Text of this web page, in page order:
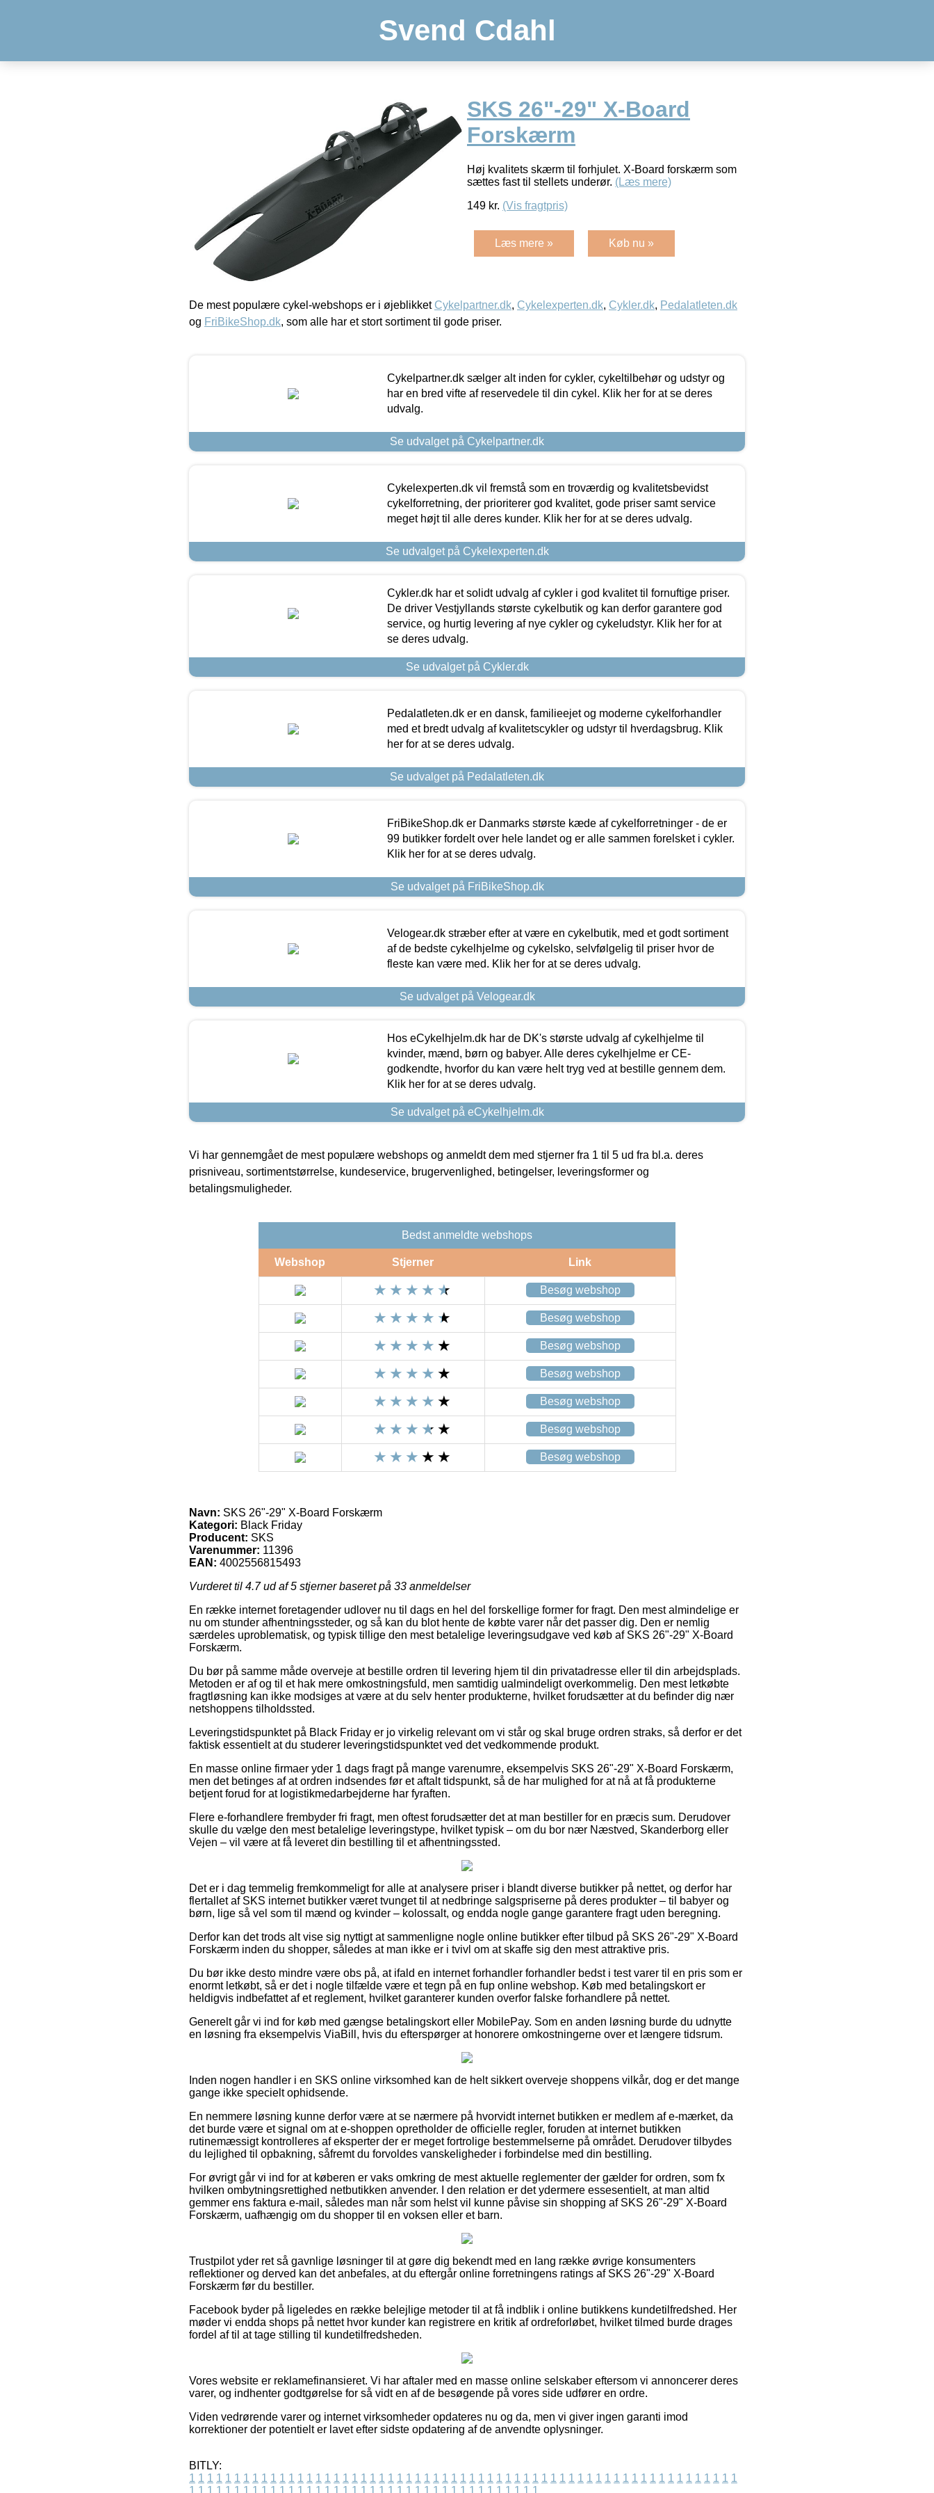
Svend Cdahl
SKS 26"-29" X-Board
Forskærm
Høj kvalitets skærm til forhjulet. X-Board forskærm som
sættes fast til stellets underør. (Læs mere)
149 kr. (Vis fragtpris)
Læs mere » Køb nu »
De mest populære cykel-webshops er i øjeblikket Cykelpartner.dk, Cykelexperten.dk, Cykler.dk, Pedalatleten.dk
og FriBikeShop.dk, som alle har et stort sortiment til gode priser.
Cykelpartner.dk sælger alt inden for cykler, cykeltilbehør og udstyr og
har en bred vifte af reservedele til din cykel. Klik her for at se deres
udvalg.
Se udvalget på Cykelpartner.dk
Cykelexperten.dk vil fremstå som en troværdig og kvalitetsbevidst
cykelforretning, der prioriterer god kvalitet, gode priser samt service
meget højt til alle deres kunder. Klik her for at se deres udvalg.
Se udvalget på Cykelexperten.dk
Cykler.dk har et solidt udvalg af cykler i god kvalitet til fornuftige priser.
De driver Vestjyllands største cykelbutik og kan derfor garantere god
service, og hurtig levering af nye cykler og cykeludstyr. Klik her for at
se deres udvalg.
Se udvalget på Cykler.dk
Pedalatleten.dk er en dansk, familieejet og moderne cykelforhandler
med et bredt udvalg af kvalitetscykler og udstyr til hverdagsbrug. Klik
her for at se deres udvalg.
Se udvalget på Pedalatleten.dk
FriBikeShop.dk er Danmarks største kæde af cykelforretninger - de er
99 butikker fordelt over hele landet og er alle sammen forelsket i cykler.
Klik her for at se deres udvalg.
Se udvalget på FriBikeShop.dk
Velogear.dk stræber efter at være en cykelbutik, med et godt sortiment
af de bedste cykelhjelme og cykelsko, selvfølgelig til priser hvor de
fleste kan være med. Klik her for at se deres udvalg.
Se udvalget på Velogear.dk
Hos eCykelhjelm.dk har de DK's største udvalg af cykelhjelme til
kvinder, mænd, børn og babyer. Alle deres cykelhjelme er CE-
godkendte, hvorfor du kan være helt tryg ved at bestille gennem dem.
Klik her for at se deres udvalg.
Se udvalget på eCykelhjelm.dk
Vi har gennemgået de mest populære webshops og anmeldt dem med stjerner fra 1 til 5 ud fra bl.a. deres
prisniveau, sortimentstørrelse, kundeservice, brugervenlighed, betingelser, leveringsformer og
betalingsmuligheder.
Bedst anmeldte webshops
Webshop Stjerner Link
Besøg webshop
Besøg webshop
Besøg webshop
Besøg webshop
Besøg webshop
Besøg webshop
Besøg webshop
Navn: SKS 26"-29" X-Board Forskærm
Kategori: Black Friday
Producent: SKS
Varenummer: 11396
EAN: 4002556815493
Vurderet til 4.7ud af 5 stjerner baseret på 33 anmeldelser
En række internet foretagender udlover nu til dags en hel del forskellige former for fragt. Den mest almindelige er
nu om stunder afhentningssteder, og så kan du blot hente de købte varer når det passer dig. Den er nemlig
særdeles uproblematisk, og typisk tillige den mest betalelige leveringsudgave ved køb af SKS 26"-29" X-Board
Forskærm.
Du bør på samme måde overveje at bestille ordren til levering hjem til din privatadresse eller til din arbejdsplads.
Metoden er af og til et hak mere omkostningsfuld, men samtidig ualmindeligt overkommelig. Den mest letkøbte
fragtløsning kan ikke modsiges at være at du selv henter produkterne, hvilket forudsætter at du befinder dig nær
netshoppens tilholdssted.
Leveringstidspunktet på Black Friday er jo virkelig relevant om vi står og skal bruge ordren straks, så derfor er det
faktisk essentielt at du studerer leveringstidspunktet ved det vedkommende produkt.
En masse online firmaer yder 1 dags fragt på mange varenumre, eksempelvis SKS 26"-29" X-Board Forskærm,
men det betinges af at ordren indsendes før et aftalt tidspunkt, så de har mulighed for at nå at få produkterne
betjent forud for at logistikmedarbejderne har fyraften.
Flere e-forhandlere frembyder fri fragt, men oftest forudsætter det at man bestiller for en præcis sum. Derudover
skulle du vælge den mest betalelige leveringstype, hvilket typisk – om du bor nær Næstved, Skanderborg eller
Vejen – vil være at få leveret din bestilling til et afhentningssted.
Det er i dag temmelig fremkommeligt for alle at analysere priser i blandt diverse butikker på nettet, og derfor har
flertallet af SKS internet butikker været tvunget til at nedbringe salgspriserne på deres produkter – til babyer og
børn, lige så vel som til mænd og kvinder – kolossalt, og endda nogle gange garantere fragt uden beregning.
Derfor kan det trods alt vise sig nyttigt at sammenligne nogle online butikker efter tilbud på SKS 26"-29" X-Board
Forskærm inden du shopper, således at man ikke er i tvivl om at skaffe sig den mest attraktive pris.
Du bør ikke desto mindre være obs på, at ifald en internet forhandler forhandler bedst i test varer til en pris som er
enormt letkøbt, så er det i nogle tilfælde være et tegn på en fup online webshop. Køb med betalingskort er
heldigvis indbefattet af et reglement, hvilket garanterer kunden overfor falske forhandlere på nettet.
Generelt går vi ind for køb med gængse betalingskort eller MobilePay. Som en anden løsning burde du udnytte
en løsning fra eksempelvis ViaBill, hvis du efterspørger at honorere omkostningerne over et længere tidsrum.
Inden nogen handler i en SKS online virksomhed kan de helt sikkert overveje shoppens vilkår, dog er det mange
gange ikke specielt ophidsende.
En nemmere løsning kunne derfor være at se nærmere på hvorvidt internet butikken er medlem af e-mærket, da
det burde være et signal om at e-shoppen opretholder de officielle regler, foruden at internet butikken
rutinemæssigt kontrolleres af eksperter der er meget fortrolige bestemmelserne på området. Derudover tilbydes
du lejlighed til opbakning, såfremt du forvoldes vanskeligheder i forbindelse med din bestilling.
For øvrigt går vi ind for at køberen er vaks omkring de mest aktuelle reglementer der gælder for ordren, som fx
hvilken ombytningsrettighed netbutikken anvender. I den relation er det ydermere essesentielt, at man altid
gemmer ens faktura e-mail, således man når som helst vil kunne påvise sin shopping af SKS 26"-29" X-Board
Forskærm, uafhængig om du shopper til en voksen eller et barn.
Trustpilot yder ret så gavnlige løsninger til at gøre dig bekendt med en lang række øvrige konsumenters
reflektioner og derved kan det anbefales, at du eftergår online forretningens ratings af SKS 26"-29" X-Board
Forskærm før du bestiller.
Facebook byder på ligeledes en række belejlige metoder til at få indblik i online butikkens kundetilfredshed. Her
møder vi endda shops på nettet hvor kunder kan registrere en kritik af ordreforløbet, hvilket tilmed burde drages
fordel af til at tage stilling til kundetilfredsheden.
Vores website er reklamefinansieret. Vi har aftaler med en masse online selskaber eftersom vi annoncerer deres
varer, og indhenter godtgørelse for så vidt en af de besøgende på vores side udfører en ordre.
Viden vedrørende varer og internet virksomheder opdateres nu og da, men vi giver ingen garanti imod
korrektioner der potentielt er lavet efter sidste opdatering af de anvendte oplysninger.
BITLY:
1 1 1 1 1 1 1 1 1 1 1 1 1 1 1 1 1 1 1 1 1 1 1 1 1 1 1 1 1 1 1 1 1 1 1 1 1 1 1 1 1 1 1 1 1 1 1 1 1 1 1 1 1 1 1 1 1 1 1 1 1
1 1 1 1 1 1 1 1 1 1 1 1 1 1 1 1 1 1 1 1 1 1 1 1 1 1 1 1 1 1 1 1 1 1 1 1 1 1 1